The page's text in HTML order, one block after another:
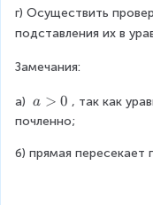
г) Осуществить
подставления их в
Замечания:
а) a
\
t
a > 0 , так как
почленно;
б) прямая пересекает